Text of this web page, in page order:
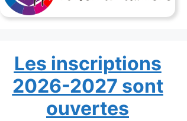
Les inscriptions
2026-2027 sont
ouvertes